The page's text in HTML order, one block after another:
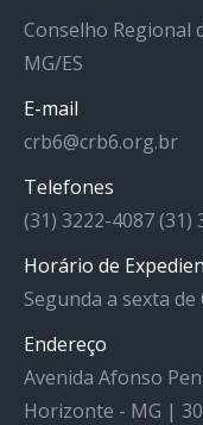
Conselho Regional
MG/ES
E-mail
crb6@crb6.org.br
Telefones
(31) 3222-4087 (31)
Horário de
Segunda a sexta
Endereço
Avenida Afonso
Horizonte - MG |